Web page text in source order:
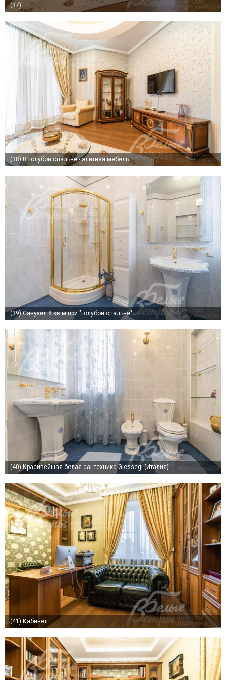
(37)
(38)В голубой спальне - элитная мебель
(39)Санузел 8 кв.м при "голубой спальне"
(40) Красивейшая белая сантехника Giessegi (Италия)
(41) Кабинет